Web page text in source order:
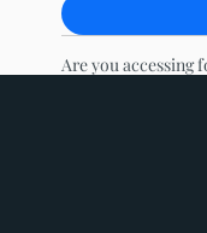
Are you accessing